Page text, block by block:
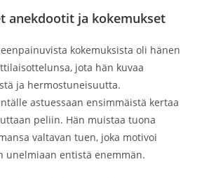
anekdootit ja kokemukset
kokemuksista oli hänen
jota hän kuvaa
ja hermostuneisuutta.
astuessaan ensimmäistä kertaa
peliin. Hän muistaa tuona
valtavan tuen, joka motivoi
unelmiaan entistä enemmän.